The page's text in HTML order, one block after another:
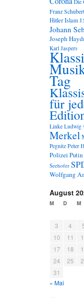
Die
Franz Schubert
HitlerIslam
Johann
Joseph
Karl Jaspers
Tag
für
Linke Ludwig
Merkel
Pegnitz Peter
PolizeiPutin
Seehofer
Wolfgang
August
M D M
3
4
10
11
17
18
24
25
31
« Mai